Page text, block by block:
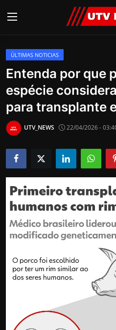
AO VIVO
PIRACICABA
CAMPINAS
LIMEIRA
ESPIRITO SANTO
Economia
Cultura
Internacional
APOIE
Educação
Política
ÚLTIMAS NOTICIAS
Entenda por que
espécie
para transplante
UTV_NEWS 22/04/2026 -